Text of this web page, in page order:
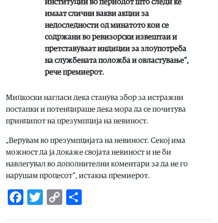
институции во периодот што следи ќе
имаат слични вакви акции за
недоследности од минатото кои се
содржани во ревизорски извештаи и
претставуваат индиции за злоупотреба
на службената положба и овластување“,
рече премиерот.
Мицкоски нагласи дека станува збор за истражни
постапки и потенцираше дека мора да се почитува
принципот на презумпција на невиност.
„Верувам во презумпцијата на невиност. Секој има
можност да ја докаже својата невиност и не би
навлегувал во дополнителни коментари за да не го
нарушам процесот“, истакна премиерот.
Facebook
Twitter
Copy